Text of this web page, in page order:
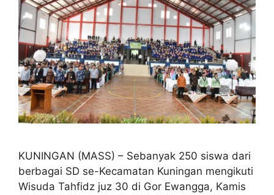
KUNINGAN (MASS) – Sebanyak 250 siswa dari
berbagai SD se-Kecamatan Kuningan mengikuti
Wisuda Tahfidz juz 30 di Gor Ewangga, Kamis